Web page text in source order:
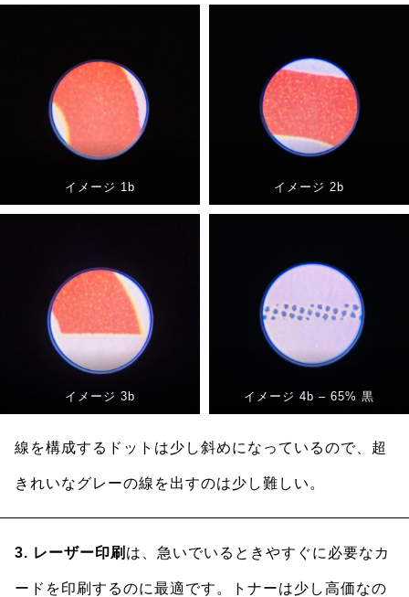
イメージ 1b イメージ 2b
イメージ 3b イメージ 4b – 65% 黒
線を構成するドットは少し斜めになっているので、超
きれいなグレーの線を出すのは少し難しい。
3. レーザー印刷 は、急いでいるときやすぐに必要なカ
ードを印刷するのに最適です。トナーは少し高価なの